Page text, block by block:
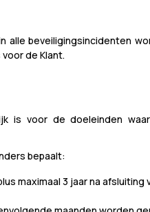
beveiligingsincidenten
de Klant.
is voor de doeleinden
bepaalt:
maximaal 3 jaar na